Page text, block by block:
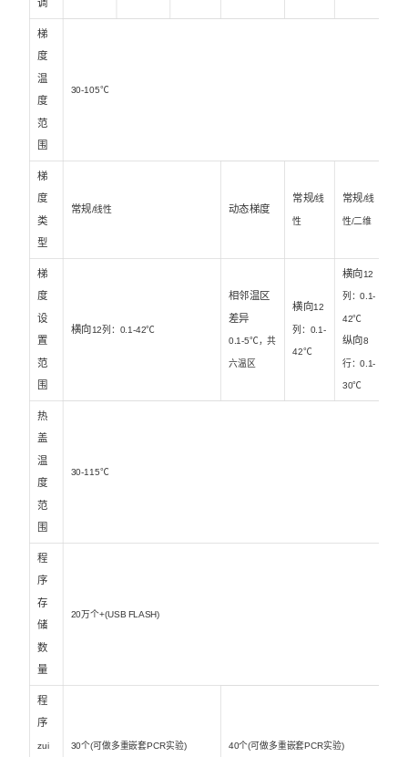
调
梯
度
温
度
范
围
30-105℃
梯
度
类
型
常规/线性 动态梯度
常规/线
性
常规/线
性/二维
梯
度
设
置
范
围
横向12列：0.1-42℃
相邻温区
差异
0.1-5℃，共
六温区
横向12
列：0.1-
42℃
横向12
列：0.1-
42℃
纵向8
行：0.1-
30℃
热
盖
温
度
范
围
30-115℃
程
序
存
储
数
量
20万个+(USB FLASH)
程
序
zui 30个(可做多重嵌套PCR实验) 40个(可做多重嵌套PCR实验)